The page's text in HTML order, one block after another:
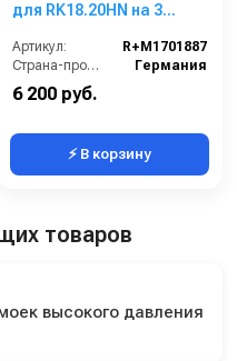
для RK18.20HN на 3
Артикул:
R+M1701887
Страна-производитель:
Германия
6 200 руб.
⚡ В корзину
товаров
высокого давления